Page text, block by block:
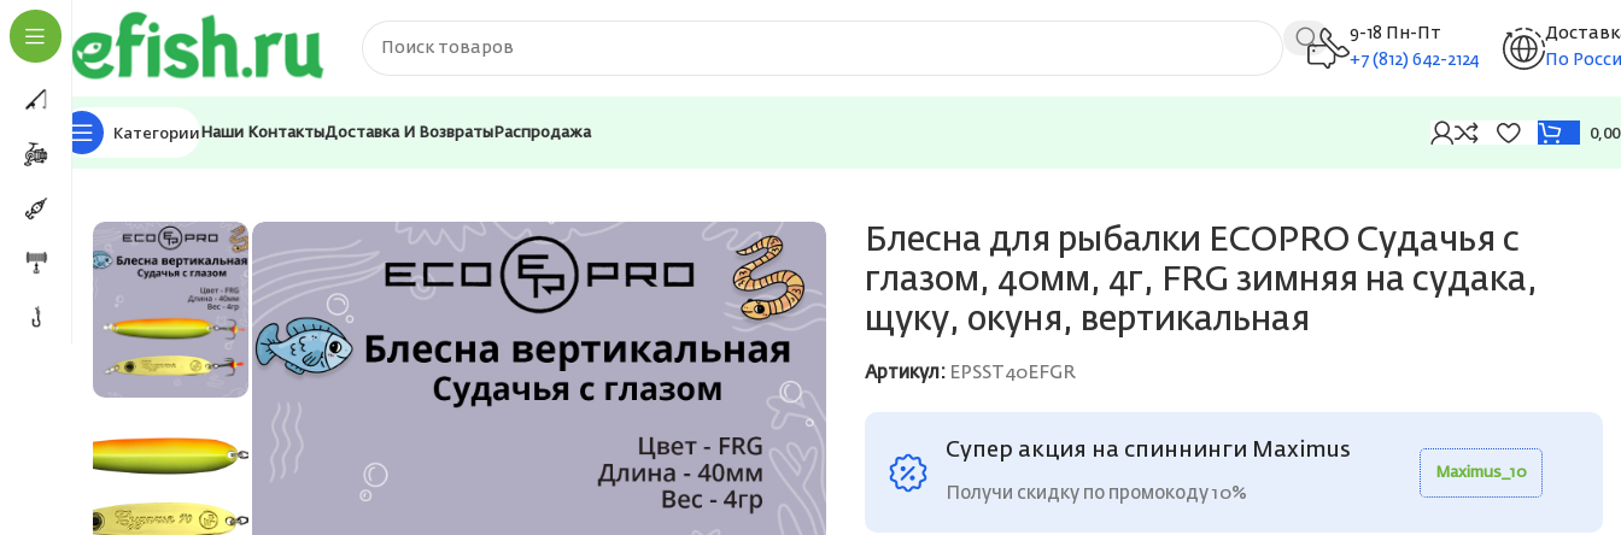
9-18 Пн-Пт
+7 (812) 642-2124
По
Категории Наши КонтактыДоставка И Возвраты Распродажа
Главная Приманки
Блесна для рыбалки ECOPRO Судачья с
глазом, 40мм, 4г, FRG зимняя на судака,
щуку, окуня, вертикальная
Артикул: EPSST40EFGR
Супер акция на спиннинги Maximus
Получи скидку по промокоду 10%
Maximus_10